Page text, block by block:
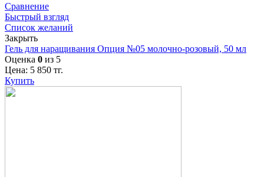
Сравнение
Быстрый взгляд
Список желаний
Закрыть
Гель для наращивания Опция №05 молочно-розовый, 50 мл
Оценка 0 из 5
Цена: 5 850 тг.
Купить